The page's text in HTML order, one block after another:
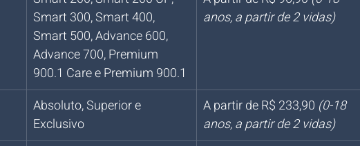
Smart 300, Smart 400,
Smart 500, Advance 600,
Advance 700, Premium
900.1 Care e Premium 900.1
anos, a partir de 2 vidas)
Absoluto, Superior e
Exclusivo
A partir de R$ 233,90 (0-18
anos, a partir de 2 vidas)